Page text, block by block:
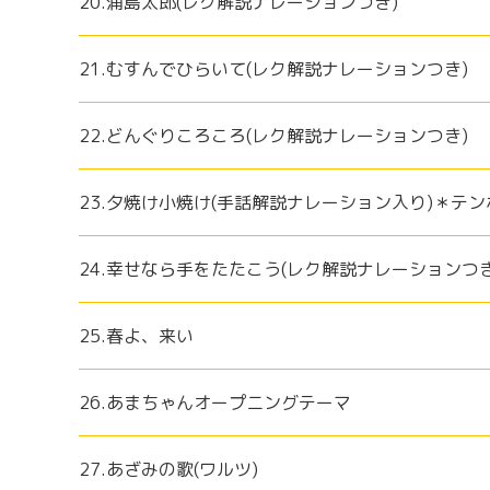
21.むすんでひらいて(レク解説ナレーションつき)
22.どんぐりころころ(レク解説ナレーションつき)
23.夕焼け小焼け(手話解説ナレーション入り)＊テン
24.幸せなら手をたたこう(レク解説ナレーションつ
25.春よ、来い
26.あまちゃんオープニングテーマ
27.あざみの歌(ワルツ)